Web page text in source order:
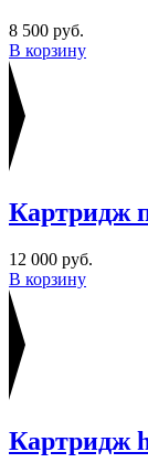
8 500 руб.
В корзину
Картридж
12 000 руб.
В корзину
Картридж